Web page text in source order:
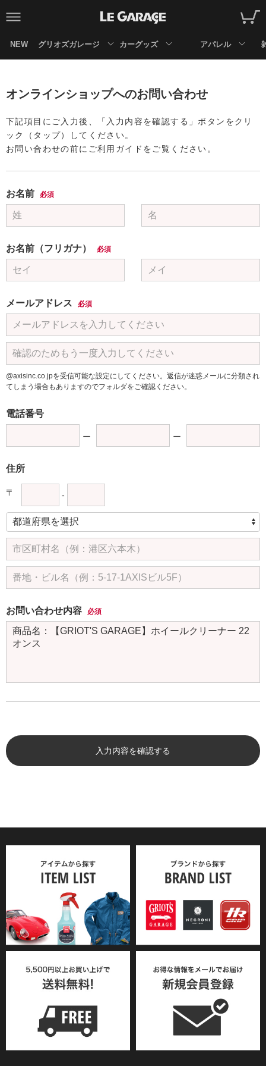
NEW グリオズガレージ カーグッズ アパレル
オンラインショップへのお問い合わせ
下記項目にご入力後、「入力内容を確認する」ボタンをクリ
ック（タップ）してください。
お問い合わせの前にご利用ガイドをご覧ください。
お名前 必須
お名前（フリガナ） 必須
メールアドレス 必須
@axisinc.co.jpを受信可能な設定にしてください。返信が迷惑メールに分類され
てしまう場合もありますのでフォルダをご確認ください。
電話番号
住所
〒 -
お問い合わせ内容 必須
入力内容を確認する